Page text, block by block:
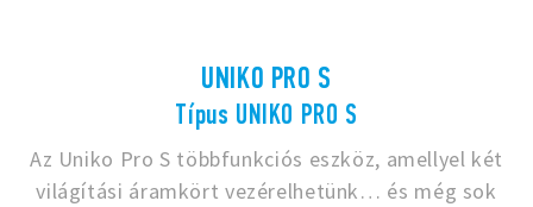
UNIKO PRO S
Típus UNIKO PRO S
Az Uniko Pro S többfunkciós eszköz, amellyel két
világítási áramkört vezérelhetünk… és még sok